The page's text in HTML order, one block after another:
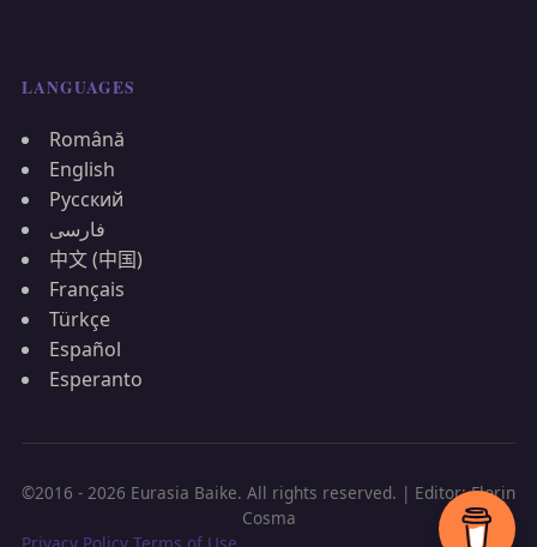
LANGUAGES
Română
English
Русский
فارسی
中文 (中国)
Français
Türkçe
Español
Esperanto
©2016 - 2026 Eurasia Baike. All rights reserved. | Editor: Florin
Cosma